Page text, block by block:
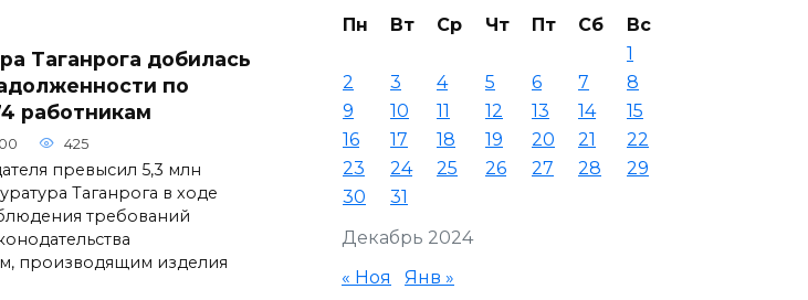
Таганрога добилась
по
работникам
425
превысил 5,3 млн
Таганрога в ходе
требований
производящим изделия
Декабрь 2024
Пн Вт Ср Чт Пт Сб
Вс
1
2
3 4 5 6 7
8
9
10 11 12 13 14
15
16
17 18 19 20 21
22
23
24 25 26 27 28
29
30
31
« Ноя Янв »